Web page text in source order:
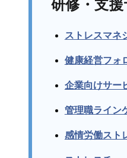
研修・支
ストレスマネ
健康経営フォ
企業向けサー
管理職ライン
感情労働スト